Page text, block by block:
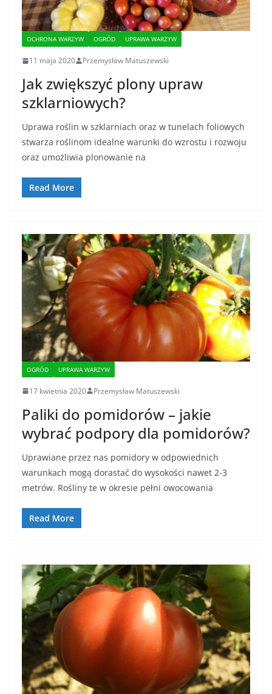
OCHRONA WARZYW OGRÓD UPRAWA WARZYW
11 maja 2020 Przemysław Matuszewski
Jak zwiększyć plony upraw
szklarniowych?
Uprawa roślin w szklarniach oraz w tunelach foliowych
stwarza roślinom idealne warunki do wzrostu i rozwoju
oraz umożliwia plonowanie na
Read More
OGRÓD UPRAWA WARZYW
17 kwietnia 2020 Przemysław Matuszewski
Paliki do pomidorów – jakie
wybrać podpory dla pomidorów?
Uprawiane przez nas pomidory w odpowiednich
warunkach mogą dorastać do wysokości nawet 2-3
metrów. Rośliny te w okresie pełni owocowania
Read More